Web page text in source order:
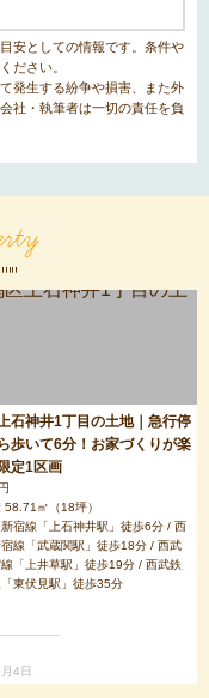
安としての情報です。条件や
ださい。
発生する紛争や損害、また外
社・執筆者は一切の責任を負
石神井1丁目の土地｜急行停
歩いて6分！お家づくりが楽
定1区画
58.71㎡（18坪）
宿線「上石神井駅」徒歩6分 / 西
線「武蔵関駅」徒歩18分 / 西武
「上井草駅」徒歩19分 / 西武鉄
東伏見駅」徒歩35分
4日